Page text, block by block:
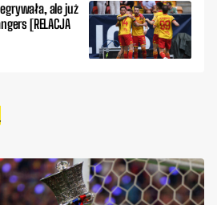
ale już
[RELACJA